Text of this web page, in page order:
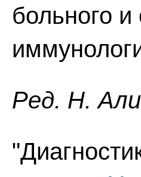
больного
Ред. Н.